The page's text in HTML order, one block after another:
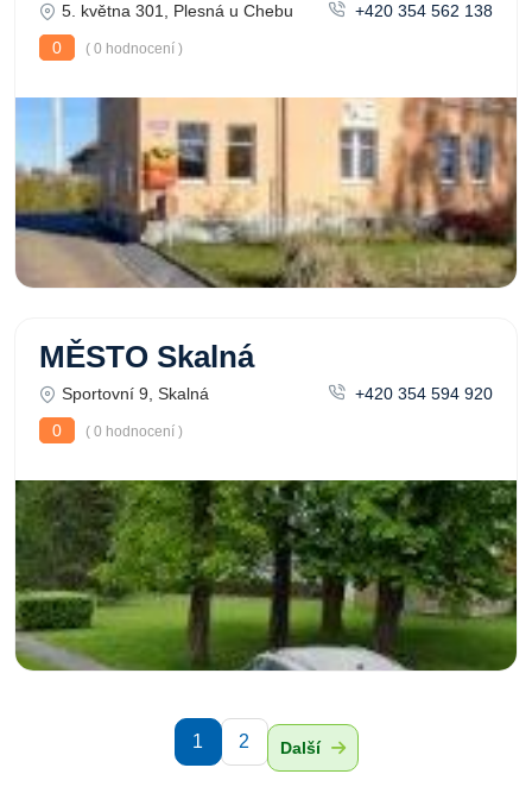
5. května 301, Plesná u Chebu
+420 354 562 138
0
( 0 hodnocení )
MĚSTO Skalná
Sportovní 9, Skalná
+420 354 594 920
0
( 0 hodnocení )
1 2 Další